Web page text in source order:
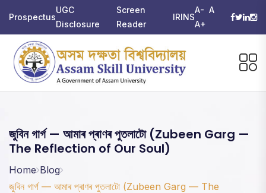
Prospectus
UGC
Disclosure
Screen
Reader
IRINS
A- A
A+
জুবিন গাৰ্গ — আমাৰ প্ৰাণৰ পুতলাটো (Zubeen Garg —
The Reflection of Our Soul)
Home Blog
জুবিন গাৰ্গ — আমাৰ প্ৰাণৰ পুতলাটো (Zubeen Garg — The